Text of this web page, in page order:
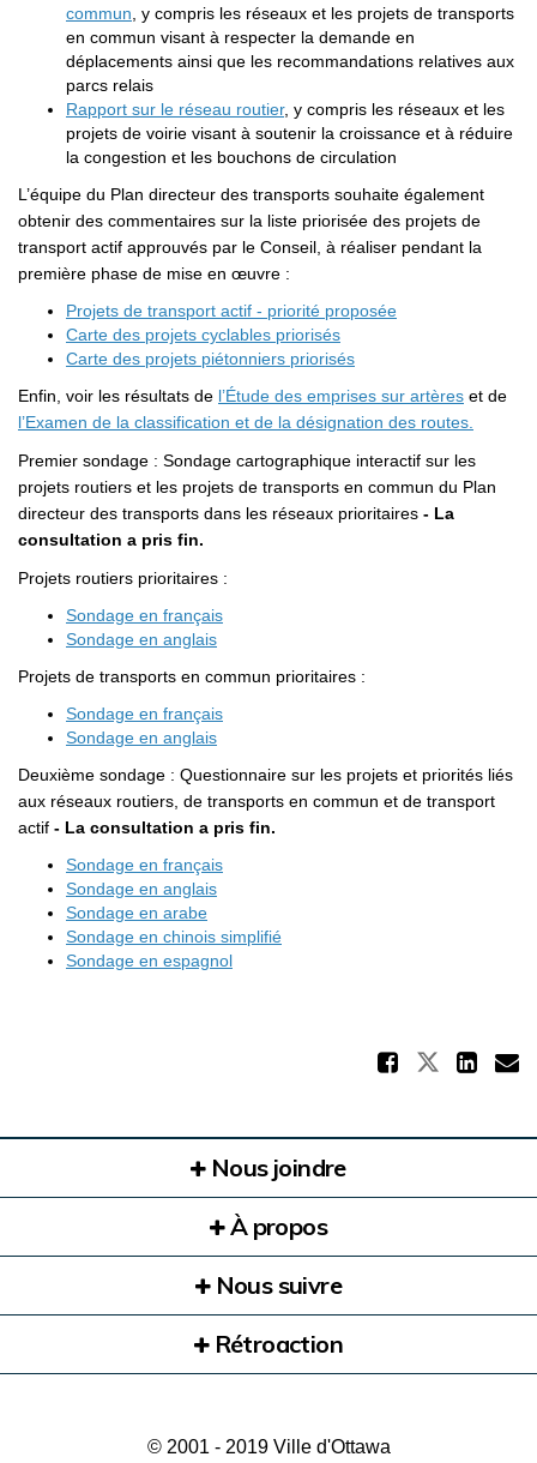
commun , y compris les réseaux et les projets de transports
en commun visant à respecter la demande en
déplacements ainsi que les recommandations relatives aux
parcs relais
Rapport sur le réseau routier, y compris les réseaux et les
projets de voirie visant à soutenir la croissance et à réduire
la congestion et les bouchons de circulation
L’équipe du Plan directeur des transports souhaite également
obtenir des commentaires sur la liste priorisée des projets de
transport actif approuvés par le Conseil, à réaliser pendant la
première phase de mise en œuvre :
Projets de transport actif - priorité proposée
Carte des projets cyclables priorisés
Carte des projets piétonniers priorisés
Enfin, voir les résultats de l’Étude des emprises sur artères et de
l’Examen de la classification et de la désignation des routes.
Premier sondage : Sondage cartographique interactif sur les
projets routiers et les projets de transports en commun du Plan
directeur des transports dans les réseaux prioritaires - La
consultation a pris fin.
Projets routiers prioritaires :
Sondage en français
Sondage en anglais(Liens externes)
Projets de transports en commun prioritaires :
Sondage en français
Sondage en anglais(Liens externes)
Deuxième sondage : Questionnaire sur les projets et priorités liés
aux réseaux routiers, de transports en commun et de transport
actif - La consultation a pris fin.
Sondage en français
Sondage en anglais(Liens externes)
Sondage en arabe
Sondage en chinois simplifié
Sondage en espagnol
Nous joindre
À propos
Nous suivre
Rétroaction
© 2001 - 2019 Ville d'Ottawa